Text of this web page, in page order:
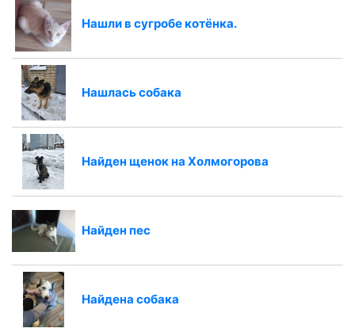
Нашли в сугробе котёнка.
Нашлась собака
Найден щенок на Холмогорова
Найден пес
Найдена собака